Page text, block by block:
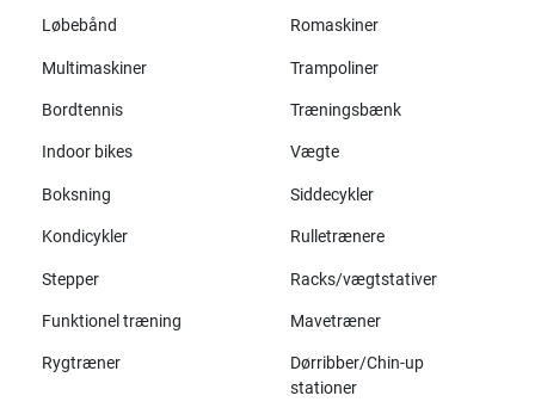
Løbebånd Romaskiner
Multimaskiner Trampoliner
Bordtennis Træningsbænk
Indoor bikes Vægte
Boksning Siddecykler
Kondicykler Rulletrænere
Stepper Racks/vægtstativer
Funktionel træning Mavetræner
Rygtræner
Dørribber/Chin-up
stationer